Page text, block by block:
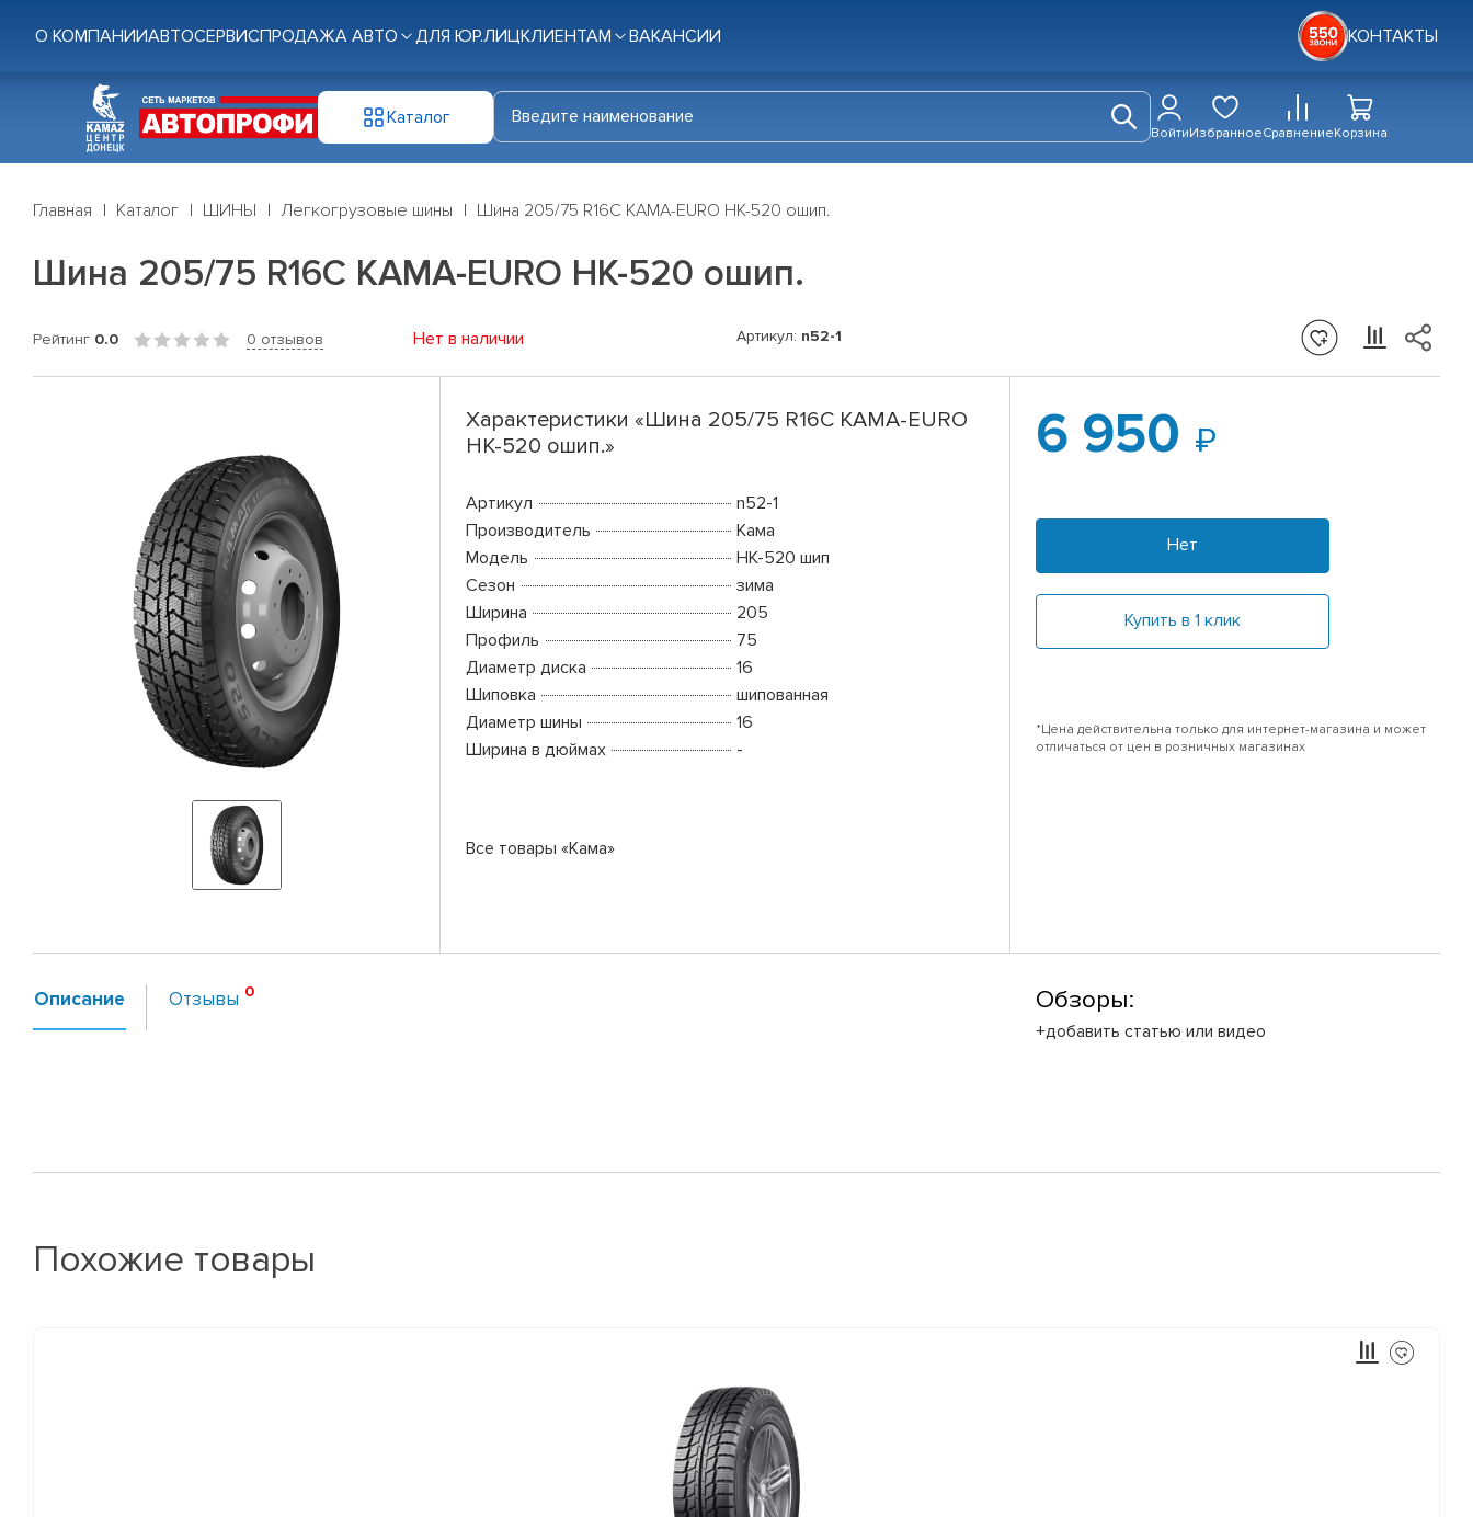
О КОМПАНИИАВТОСЕРВИСПРОДАЖА АВТО ДЛЯ ЮР.ЛИЦКЛИЕНТАМ ВАКАНСИИ КОНТАКТЫ
Каталог
ВойтиИзбранноеСравнениеКорзина
Главная Каталог ШИНЫ Легкогрузовые шины Шина 205/75 R16C КАМА-EURO НК-520 ошип.
Шина 205/75 R16C КАМА-EURO НК-520 ошип.
Рейтинг 0.0 0 отзывов Нет в наличии Артикул: n52-1
Характеристики «Шина 205/75 R16C КАМА-EURO
НК-520 ошип.»
Артикул
n52-1
Производитель
Кама
Модель
HK-520 шип
Сезон
зима
Ширина
205
Профиль
75
Диаметр диска
16
Шиповка
шипованная
Диаметр шины
16
Ширина в дюймах
-
Все товары «Кама»
6 950
Нет
Купить в 1 клик
*Цена действительна только для интернет-магазина и может
отличаться от цен в розничных магазинах
Описание Отзывы Обзоры:
+добавить статью или видео
Похожие товары